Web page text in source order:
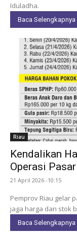
Iduladha.
Baca Selengkapnya
Riau
Kendalikan
Operasi
21 April 2026 -10:15
Pemprov Riau gelar
jaga harga dan stok
Baca Selengkapnya